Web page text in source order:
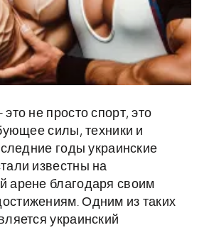
не просто спорт, это
силы, техники и
годы украинские
известны на
арене благодаря своим
Одним из таких
украинский